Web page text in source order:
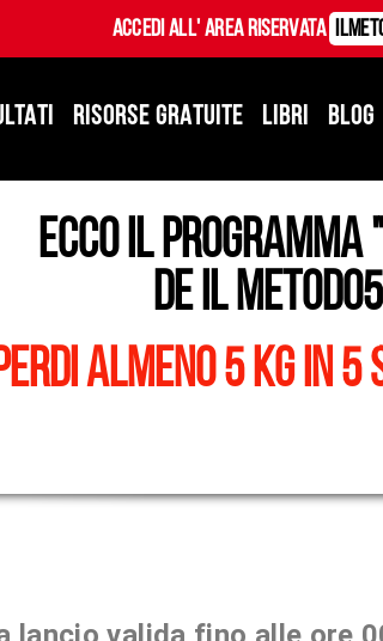
Accedi all' Area Riservata
RISORSE GRATUITE LIBRI BLOG
Ecco il
de il metodo5
almeno 5 kg in